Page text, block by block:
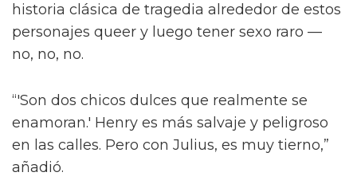
historia clásica de tragedia alrededor de estos
personajes queer y luego tener sexo raro —
no, no, no.
“'Son dos chicos dulces que realmente se
enamoran.' Henry es más salvaje y peligroso
en las calles. Pero con Julius, es muy tierno,”
añadió.